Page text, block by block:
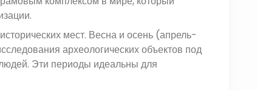
мест. Весна и осень (апрель-
археологических объектов под
Эти периоды идеальны для